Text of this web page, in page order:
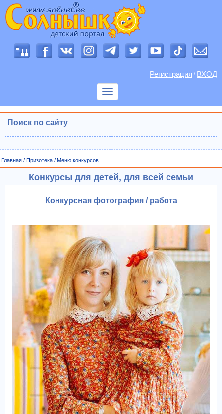
Регистрация / ВХОД
Показать
Поиск по сайту
Главная / Призотека / Меню конкурсов
Конкурсы для детей, для всей семьи
Конкурсная фотография / работа